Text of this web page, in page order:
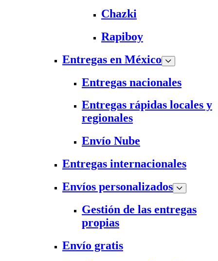
Chazki
Rapiboy
Entregas en México
Entregas nacionales
Entregas rápidas locales y
regionales
Envío Nube
Entregas internacionales
Envíos personalizados
Gestión de las entregas
propias
Envío gratis